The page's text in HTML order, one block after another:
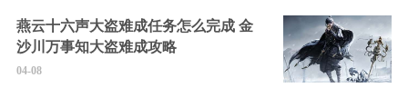
燕云十六声大盗难成任务怎么完成 金
沙川万事知大盗难成攻略
04-08